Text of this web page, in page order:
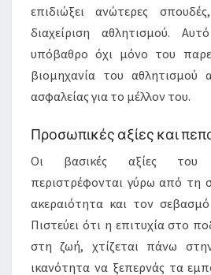
επιδιώξει ανώτερες
διαχείριση αθλητισμού.
υπόβαθρο όχι μόνο του
βιομηχανία του αθλητισμού
ασφαλείας για το μέλλον του.
Προσωπικές αξίες και
Οι βασικές αξίες του
περιστρέφονται γύρω από τη
ακεραιότητα και τον
Πιστεύει ότι η επιτυχία στο
στη ζωή, χτίζεται πάνω
ικανότητα να ξεπερνάς τα